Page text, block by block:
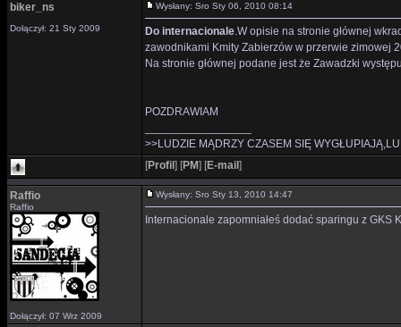
biker_ns
Dołączył: 21 Sty 2009
Wysłany: Sro Sty 06, 2010 08:14
Do internacionale.W opisie na stronie głównej
zawodnikami Kmity Zabierzów w przerwie zimowej
Na stronie głównej podane jest że Zawadzki
POZDRAWIAM
>>LUDZIE MĄDRZY CZASEM SIĘ
[Profil ] [PM] [E-mail ]
Raffio
Raffio
Dołączył: 07 Wrz 2009
Wysłany: Sro Sty 13, 2010 14:47
Internacionale zapomniałeś dodać sparingu z GKS